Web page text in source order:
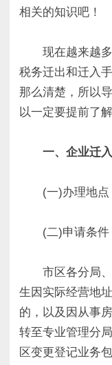
相关的知识吧！
现在越来越多
税务迁出和迁入
那么清楚，所以
以一定要提前了
一、企业迁
(一)办理地点
(二)申请条件
市区各分局、
生因实际经营地
的，以及因从事
转至专业管理分
区变更登记业务